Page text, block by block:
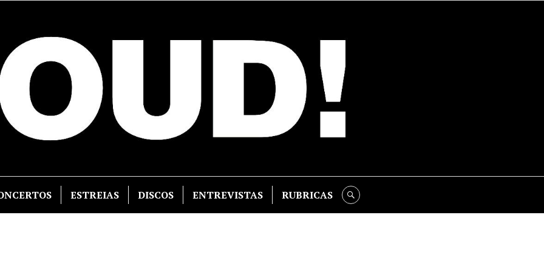
ESTREIAS DISCOS ENTREVISTAS RUBRICAS SEARCH